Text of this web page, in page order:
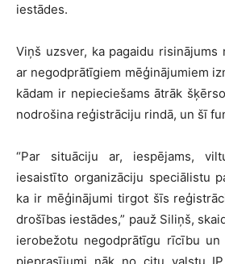
iestādes.
Viņš uzsver, ka pagaidu
ar negodprātīgiem mēģinājumiem
kādam ir nepieciešams ātrāk
nodrošina reģistrāciju rindā, un šī
“Par situāciju ar, iespējams,
iesaistīto organizāciju speciālistu
ka ir mēģinājumi tirgot šīs
drošības iestādes,” pauž Siliņš,
ierobežotu negodprātīgu rīcību